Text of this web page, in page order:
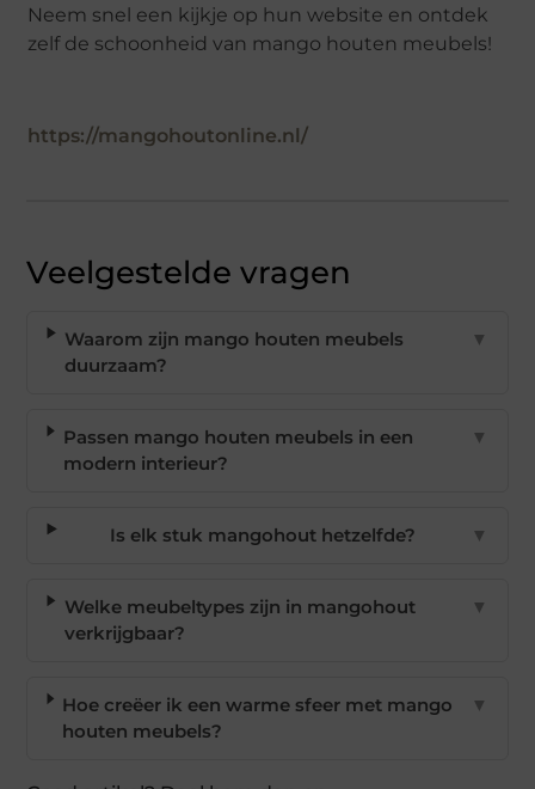
Neem snel een kijkje op hun website en ontdek
zelf de schoonheid van mango houten meubels!
https://mangohoutonline.nl/
Veelgestelde vragen
Waarom zijn mango houten meubels
duurzaam?
▼
Passen mango houten meubels in een
modern interieur?
▼
Is elk stuk mangohout hetzelfde? ▼
Welke meubeltypes zijn in mangohout
verkrijgbaar?
▼
Hoe creëer ik een warme sfeer met mango
houten meubels?
▼